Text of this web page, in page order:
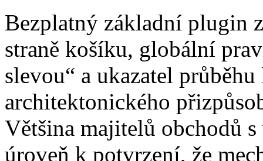
Bezplatný základní plugin
straně košíku, globální
slevou“ a ukazatel
architektonického
Většina majitelů obchodů
úroveň k potvrzení, že